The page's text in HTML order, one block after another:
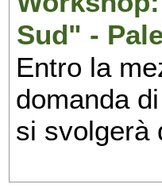
Sud" -
Entro la
domanda
si svolgerà